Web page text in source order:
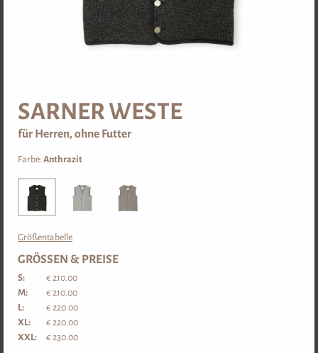
SARNER WESTE
für Herren, ohne Futter
Farbe: Anthrazit
Größentabelle
GRÖSSEN & PREISE
S:
€ 210.00
M:
€ 210.00
L:
€ 220.00
XL:
€ 220.00
XXL:
€ 230.00
DETAIL
UNTERWÄSCHE